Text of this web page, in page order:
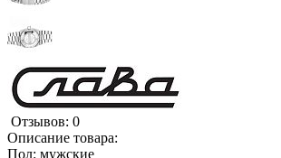
Отзывов: 0
Описание товара:
Пол: мужские